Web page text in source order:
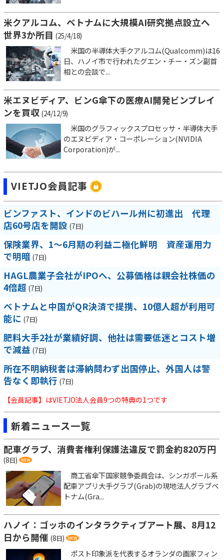
米クアルコム、ベトナムに大規模AI研究拠点設立へ
世界3か所目 (25/4/18)
米国の半導体大手クアルコム(Qualcomm)は16
日、ハノイ市で行われたグエン・チー・ズン副首
相との会談で...
米エヌビディア、ビンG傘下の医療AI開発ビンブレイ
ンを買収 (24/12/9)
米国のグラフィックスプロセッサ・半導体大手
のエヌビディア・コーポレーション(NVIDIA
Corporation)が...
VIETJO会員記事
ビンファスト、インドのビハール州に初進出 代理
店60号店を開設 (7日)
保険業界、1～6月期の利益二極化鮮明 資産運用力
で明暗 (7日)
HAGL農業子会社がIPOへ、公募価格は親会社株価の
4倍超 (7日)
ベトナムと中国がQR決済で提携、10億人超が利用可
能に (7日)
肥料大手2社が業績好調、他社は需要低迷とコスト増
で減益 (7日)
所在不明納税者は滞納問わず出国停止、外国人は警
告なく即執行 (7日)
【会員記事】はVIETJO法人会員9つの特典の1つです
新着ニュース一覧
配車グラブ、消費者権利保護法違反で罰金約820万円
(8日)
商工省傘下国家競争委員会は、シンガポール系
配車アプリ大手グラブ(Grab)の現地法人グラブベ
トナム(Gra...
ハノイ：ゴッホのインタラクティブアート展、8月12
日から開催 (8日)
ポスト印象派を代表するオランダの画家フィン